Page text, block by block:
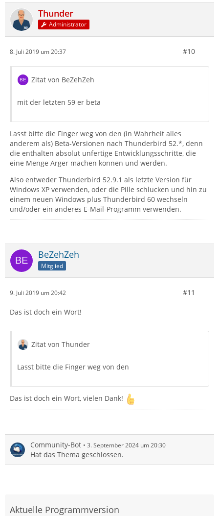
Thunder
Administrator
8. Juli 2019 um 20:37 #10
Zitat von BeZehZeh
mit der letzten 59 er beta
Lasst bitte die Finger weg von den (in Wahrheit alles
anderem als) Beta-Versionen nach Thunderbird 52.*, denn
die enthalten absolut unfertige Entwicklungsschritte, die
eine Menge Ärger machen können und werden.
Also entweder Thunderbird 52.9.1 als letzte Version für
Windows XP verwenden, oder die Pille schlucken und hin zu
einem neuen Windows plus Thunderbird 60 wechseln
und/oder ein anderes E-Mail-Programm verwenden.
BeZehZeh
Mitglied
9. Juli 2019 um 20:42 #11
Das ist doch ein Wort!
Zitat von Thunder
Lasst bitte die Finger weg von den
Das ist doch ein Wort, vielen Dank!
Community-Bot 3. September 2024 um 20:30
Hat das Thema geschlossen.
Aktuelle Programmversion